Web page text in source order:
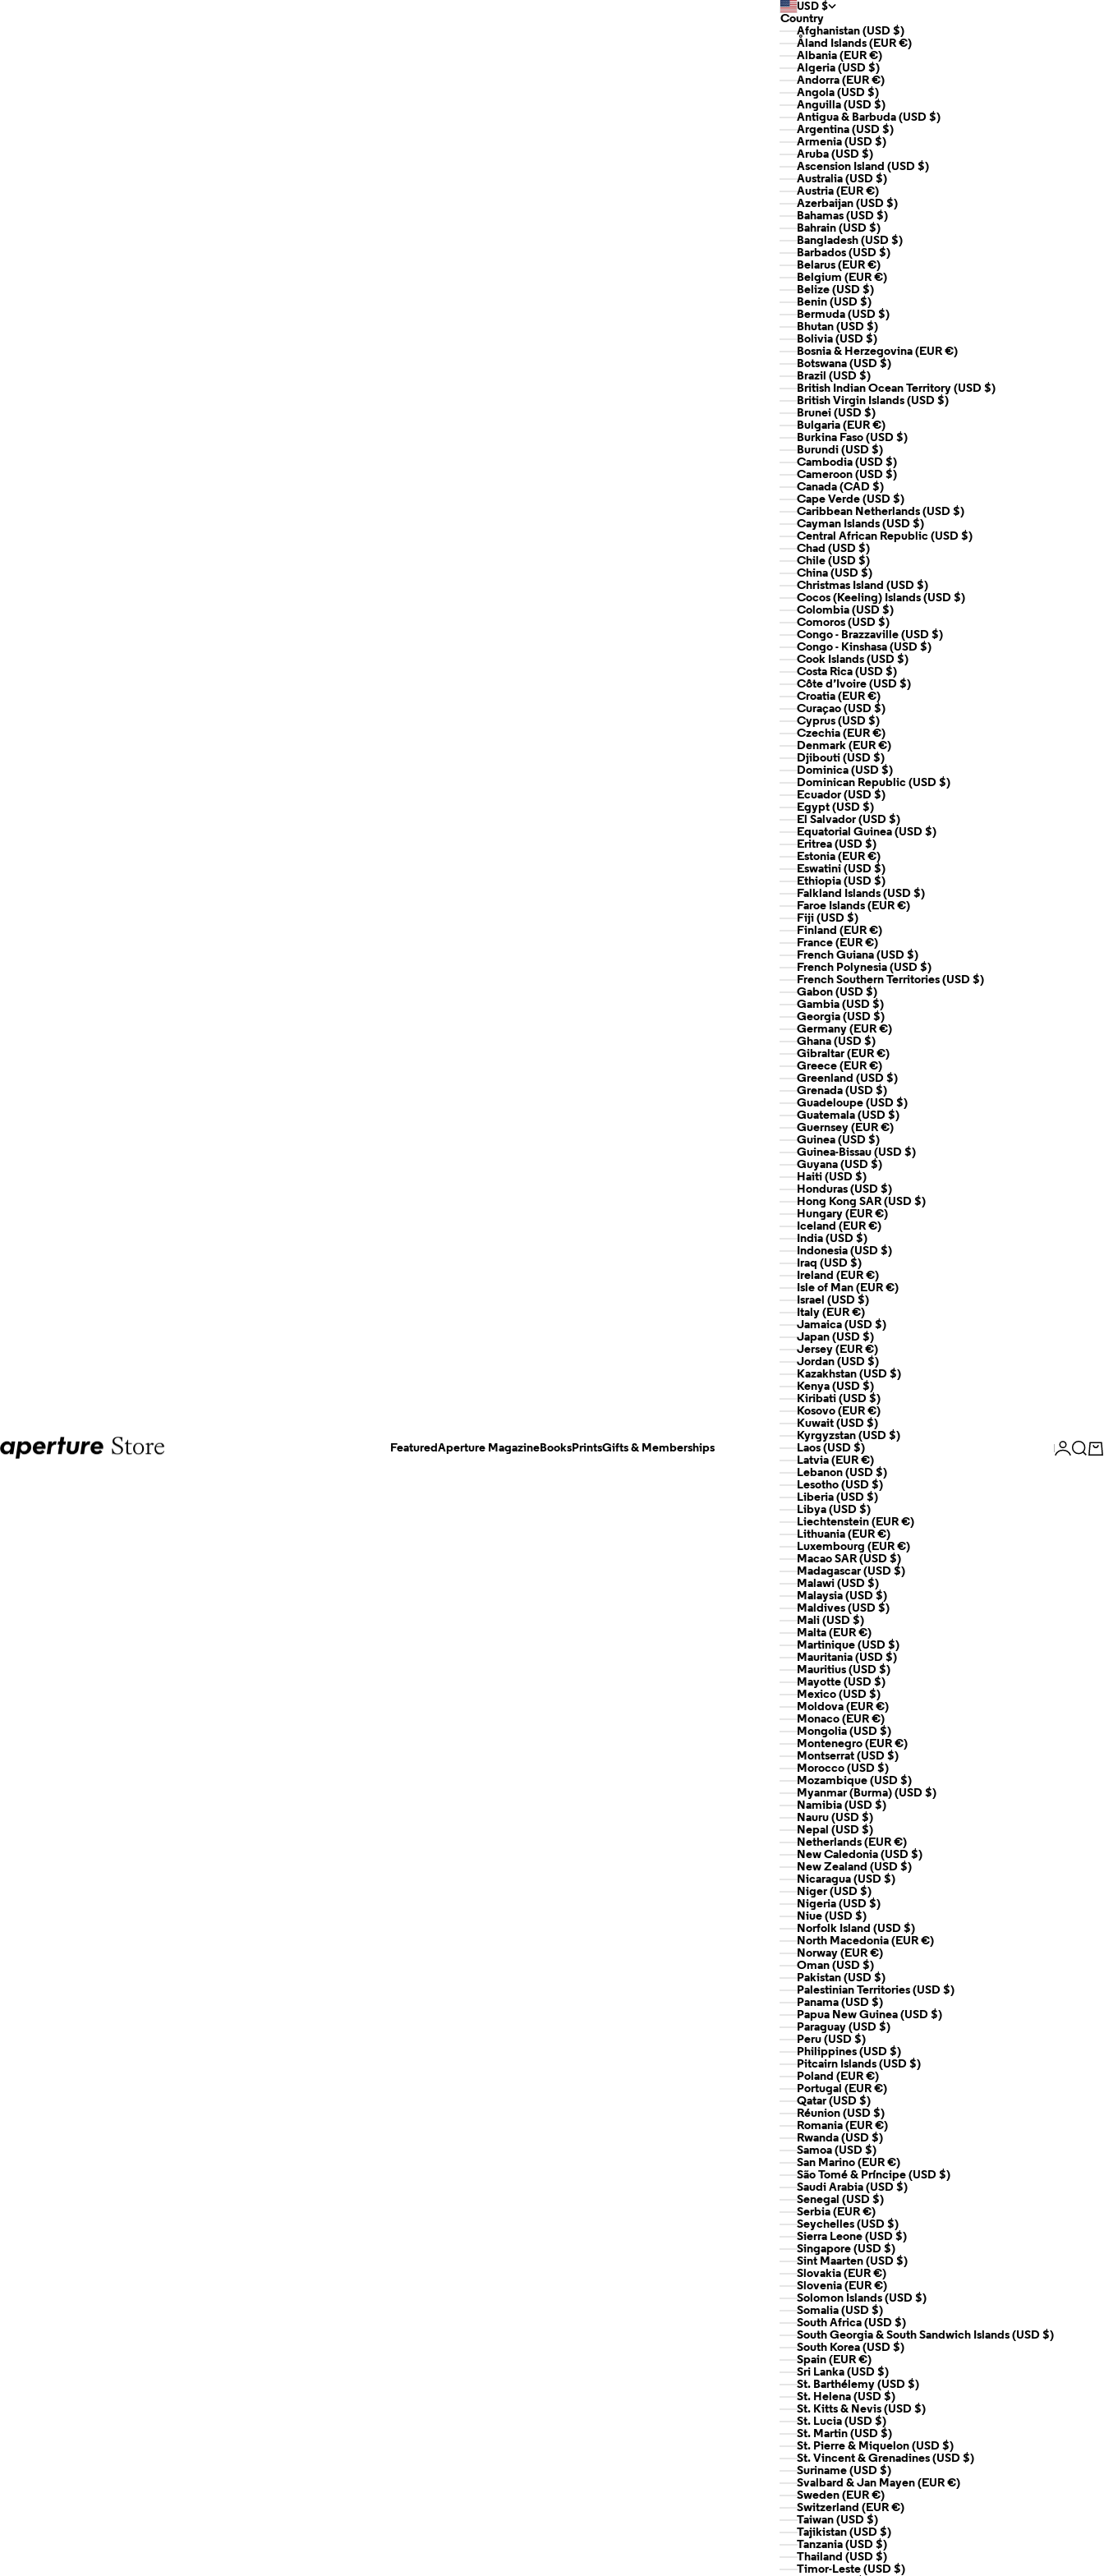
Aperture Featured Aperture MagazineBooksPrintsGifts & Memberships
USD $
Country
Afghanistan (USD $)
Åland Islands (EUR €)
Albania (EUR €)
Algeria (USD $)
Andorra (EUR €)
Angola (USD $)
Anguilla (USD $)
Antigua & Barbuda (USD $)
Argentina (USD $)
Armenia (USD $)
Aruba (USD $)
Ascension Island (USD $)
Australia (USD $)
Austria (EUR €)
Azerbaijan (USD $)
Bahamas (USD $)
Bahrain (USD $)
Bangladesh (USD $)
Barbados (USD $)
Belarus (EUR €)
Belgium (EUR €)
Belize (USD $)
Benin (USD $)
Bermuda (USD $)
Bhutan (USD $)
Bolivia (USD $)
Bosnia & Herzegovina (EUR €)
Botswana (USD $)
Brazil (USD $)
British Indian Ocean Territory (USD $)
British Virgin Islands (USD $)
Brunei (USD $)
Bulgaria (EUR €)
Burkina Faso (USD $)
Burundi (USD $)
Cambodia (USD $)
Cameroon (USD $)
Canada (CAD $)
Cape Verde (USD $)
Caribbean Netherlands (USD $)
Cayman Islands (USD $)
Central African Republic (USD $)
Chad (USD $)
Chile (USD $)
China (USD $)
Christmas Island (USD $)
Cocos (Keeling) Islands (USD $)
Colombia (USD $)
Comoros (USD $)
Congo - Brazzaville (USD $)
Congo - Kinshasa (USD $)
Cook Islands (USD $)
Costa Rica (USD $)
Côte d’Ivoire (USD $)
Croatia (EUR €)
Curaçao (USD $)
Cyprus (USD $)
Czechia (EUR €)
Denmark (EUR €)
Djibouti (USD $)
Dominica (USD $)
Dominican Republic (USD $)
Ecuador (USD $)
Egypt (USD $)
El Salvador (USD $)
Equatorial Guinea (USD $)
Eritrea (USD $)
Estonia (EUR €)
Eswatini (USD $)
Ethiopia (USD $)
Falkland Islands (USD $)
Faroe Islands (EUR €)
Fiji (USD $)
Finland (EUR €)
France (EUR €)
French Guiana (USD $)
French Polynesia (USD $)
French Southern Territories (USD $)
Gabon (USD $)
Gambia (USD $)
Georgia (USD $)
Germany (EUR €)
Ghana (USD $)
Gibraltar (EUR €)
Greece (EUR €)
Greenland (USD $)
Grenada (USD $)
Guadeloupe (USD $)
Guatemala (USD $)
Guernsey (EUR €)
Guinea (USD $)
Guinea-Bissau (USD $)
Guyana (USD $)
Haiti (USD $)
Honduras (USD $)
Hong Kong SAR (USD $)
Hungary (EUR €)
Iceland (EUR €)
India (USD $)
Indonesia (USD $)
Iraq (USD $)
Ireland (EUR €)
Isle of Man (EUR €)
Israel (USD $)
Italy (EUR €)
Jamaica (USD $)
Japan (USD $)
Jersey (EUR €)
Jordan (USD $)
Kazakhstan (USD $)
Kenya (USD $)
Kiribati (USD $)
Kosovo (EUR €)
Kuwait (USD $)
Kyrgyzstan (USD $)
Laos (USD $)
Latvia (EUR €)
Lebanon (USD $)
Lesotho (USD $)
Liberia (USD $)
Libya (USD $)
Liechtenstein (EUR €)
Lithuania (EUR €)
Luxembourg (EUR €)
Macao SAR (USD $)
Madagascar (USD $)
Malawi (USD $)
Malaysia (USD $)
Maldives (USD $)
Mali (USD $)
Malta (EUR €)
Martinique (USD $)
Mauritania (USD $)
Mauritius (USD $)
Mayotte (USD $)
Mexico (USD $)
Moldova (EUR €)
Monaco (EUR €)
Mongolia (USD $)
Montenegro (EUR €)
Montserrat (USD $)
Morocco (USD $)
Mozambique (USD $)
Myanmar (Burma) (USD $)
Namibia (USD $)
Nauru (USD $)
Nepal (USD $)
Netherlands (EUR €)
New Caledonia (USD $)
New Zealand (USD $)
Nicaragua (USD $)
Niger (USD $)
Nigeria (USD $)
Niue (USD $)
Norfolk Island (USD $)
North Macedonia (EUR €)
Norway (EUR €)
Oman (USD $)
Pakistan (USD $)
Palestinian Territories (USD $)
Panama (USD $)
Papua New Guinea (USD $)
Paraguay (USD $)
Peru (USD $)
Philippines (USD $)
Pitcairn Islands (USD $)
Poland (EUR €)
Portugal (EUR €)
Qatar (USD $)
Réunion (USD $)
Romania (EUR €)
Rwanda (USD $)
Samoa (USD $)
San Marino (EUR €)
São Tomé & Príncipe (USD $)
Saudi Arabia (USD $)
Senegal (USD $)
Serbia (EUR €)
Seychelles (USD $)
Sierra Leone (USD $)
Singapore (USD $)
Sint Maarten (USD $)
Slovakia (EUR €)
Slovenia (EUR €)
Solomon Islands (USD $)
Somalia (USD $)
South Africa (USD $)
South Georgia & South Sandwich Islands (USD $)
South Korea (USD $)
Spain (EUR €)
Sri Lanka (USD $)
St. Barthélemy (USD $)
St. Helena (USD $)
St. Kitts & Nevis (USD $)
St. Lucia (USD $)
St. Martin (USD $)
St. Pierre & Miquelon (USD $)
St. Vincent & Grenadines (USD $)
Suriname (USD $)
Svalbard & Jan Mayen (EUR €)
Sweden (EUR €)
Switzerland (EUR €)
Taiwan (USD $)
Tajikistan (USD $)
Tanzania (USD $)
Thailand (USD $)
Timor-Leste (USD $)
Login